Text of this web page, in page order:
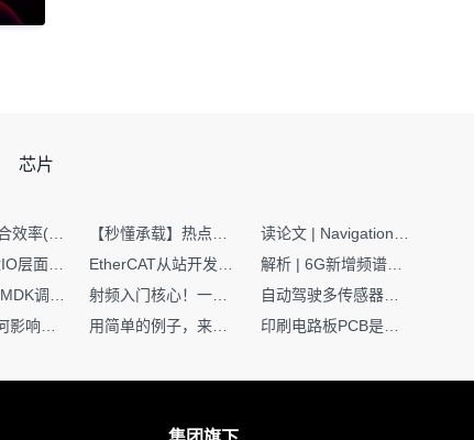
芯片